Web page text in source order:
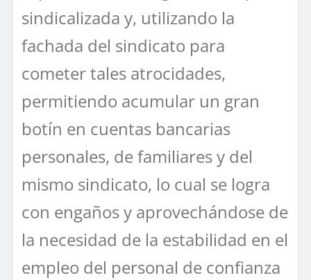
sindicalizada y, utilizando la
fachada del sindicato para
cometer tales atrocidades,
permitiendo acumular un gran
botín en cuentas bancarias
personales, de familiares y del
mismo sindicato, lo cual se logra
con engaños y aprovechándose de
la necesidad de la estabilidad en el
empleo del personal de confianza